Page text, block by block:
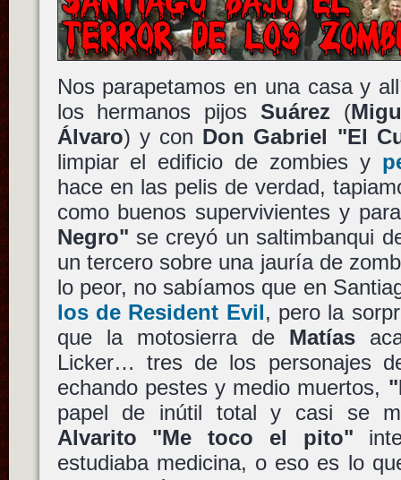
Nos parapetamos en una casa y
los hermanos pijosSuárez (
Álvaro) y con Don Gabriel "El
limpiar el edificio de zombies y
hace en las pelis de verdad,
como buenos supervivientes y
Negro" se creyó un saltimbanqui
un tercero sobre una jauría de
lo peor, no sabíamos que en
los de Resident Evil, pero la
que la motosierra de Matías
Licker… tres de los personajes
echando pestes y medio muertos,
papel de inútil total y casi se
Alvarito "Me toco el pito"
estudiaba medicina, o eso es lo